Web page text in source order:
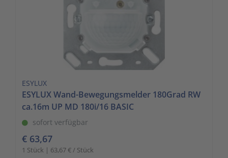
ESYLUX
ESYLUX Wand-Bewegungsmelder 180Grad RW
ca.16m UP MD 180i/16 BASIC
sofort verfügbar
€ 63,67
1 Stück | 63,67 € / Stück